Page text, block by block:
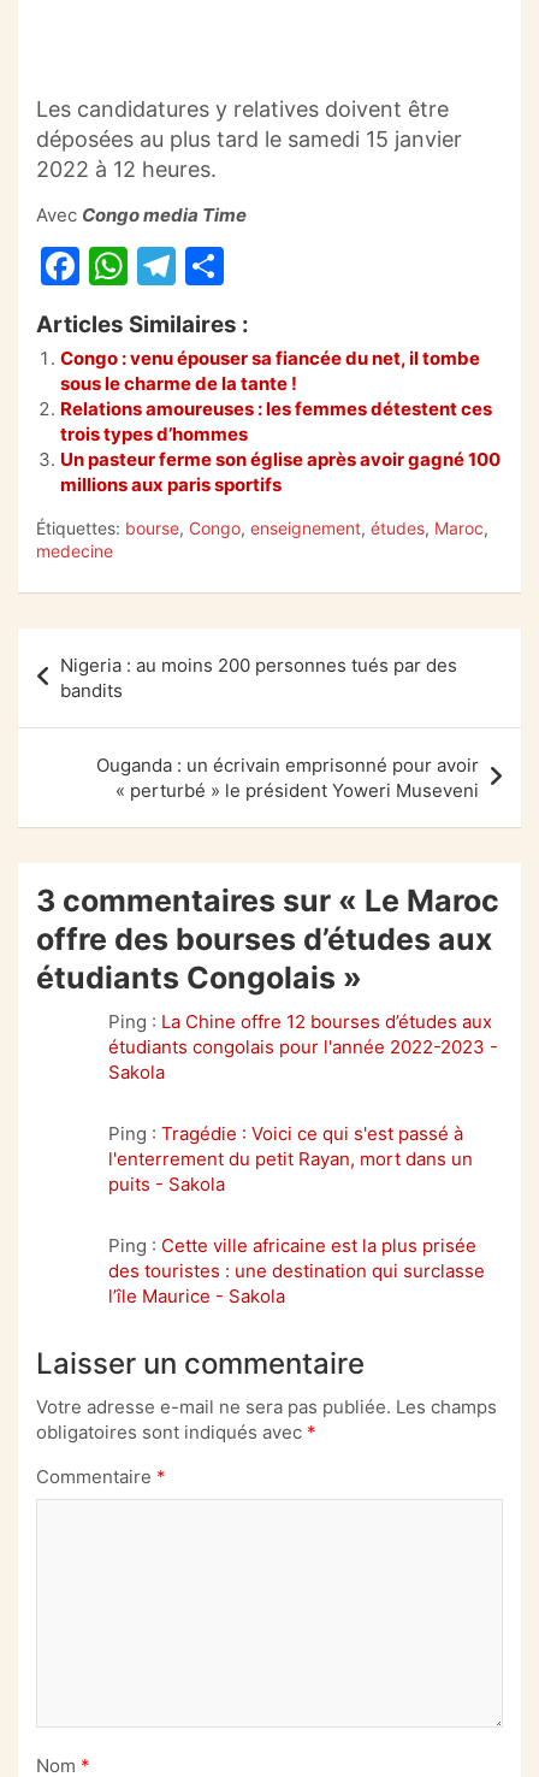
Les candidatures y relatives doivent être
déposées au plus tard le samedi 15 janvier
2022 à 12 heures.
Avec Congo media Time
F
a
c
e
b
o
o
k
W
h
at
s
A
p
p
T
el
e
gr
a
m
ta
g
er
Articles Similaires :
Congo : venu épouser sa fiancée du net, il tombe
sous le charme de la tante !
Relations amoureuses : les femmes détestent ces
trois types d’hommes
Un pasteur ferme son église après avoir gagné 100
millions aux paris sportifs
Étiquettes: bourse, Congo, enseignement, études, Maroc,
medecine
de
l’article
Nigeria : au moins 200 personnes tués par des
bandits
Ouganda : un écrivain emprisonné pour avoir
« perturbé » le président Yoweri Museveni
3 commentaires sur « Le Maroc
offre des bourses d’études aux
étudiants Congolais »
Ping : La Chine offre 12 bourses d’études aux
étudiants congolais pour l'année 2022-2023 -
Sakola
Ping : Tragédie : Voici ce qui s'est passé à
l'enterrement du petit Rayan, mort dans un
puits - Sakola
Ping : Cette ville africaine est la plus prisée
des touristes : une destination qui surclasse
l’île Maurice - Sakola
Laisser un commentaire
Votre adresse e-mail ne sera pas publiée. Les champs
obligatoires sont indiqués avec *
Commentaire *
Nom *